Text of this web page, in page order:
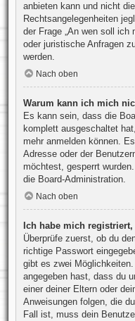
anbieten kann und nicht
Rechtsangelegenheiten
der Frage „An wen soll
oder juristische Anfragen
werden.
Nach oben
Warum kann ich mich
Es kann sein, dass die
komplett ausgeschaltet
mehr anmelden können.
Adresse oder der
möchtest, gesperrt
die Board-Administration.
Nach oben
Ich habe mich
Überprüfe zuerst, ob du
richtige Passwort
gibt es zwei
angegeben hast, dass du
einer deiner Eltern oder
Anweisungen folgen, die
Fall ist, muss dein